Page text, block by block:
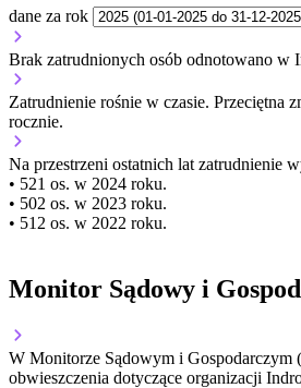
dane za rok
Brak zatrudnionych osób odnotowano w
Zatrudnienie rośnie w czasie. Przeciętna
rocznie.
Na przestrzeni ostatnich lat zatrudnienie
• 521 os. w 2024 roku.
• 502 os. w 2023 roku.
• 512 os. w 2022 roku.
Monitor Sądowy i
W Monitorze Sądowym i Gospodarczym
obwieszczenia dotyczące organizacji